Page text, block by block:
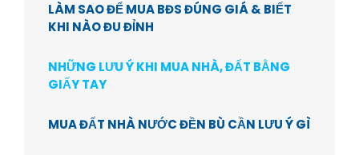
LÀM SAO ĐỂ MUA BĐS ĐÚNG GIÁ & BIẾT
KHI NÀO ĐU ĐỈNH
NHỮNG LƯU Ý KHI MUA NHÀ, ĐẤT BẰNG
GIẤY TAY
MUA ĐẤT NHÀ NƯỚC ĐỀN BÙ CẦN LƯU Ý GÌ